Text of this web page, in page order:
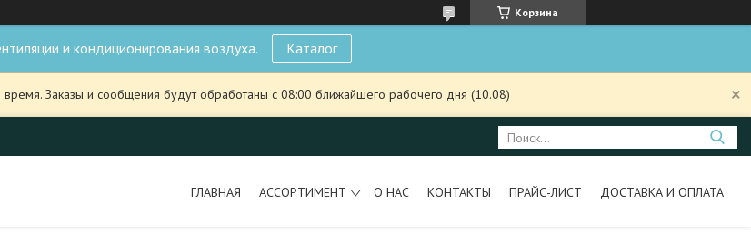
Корзина
и кондиционирования воздуха. Каталог
Заказы и сообщения будут обработаны с 08:00 ближайшего рабочего дня (10.08)
ГЛАВНАЯ АССОРТИМЕНТ О НАС КОНТАКТЫ ПРАЙС-ЛИСТ ДОСТАВКА И ОПЛАТА